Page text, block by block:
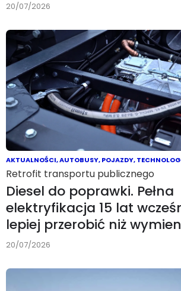
20/07/2026
AKTUALNOŚCI,AUTOBUSY,POJAZDY,
Retrofit transportu publicznego
Diesel do poprawki. Pełna
elektryfikacja 15 lat
lepiej przerobić niż
20/07/2026